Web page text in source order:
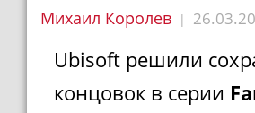
Михаил Королев |
Ubisoft решили
концовок в серии